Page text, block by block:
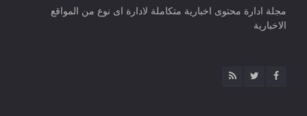
مجلة ادارة محتوى اخبارية متكاملة لادارة اى نوع من المواقع
الاخبارية